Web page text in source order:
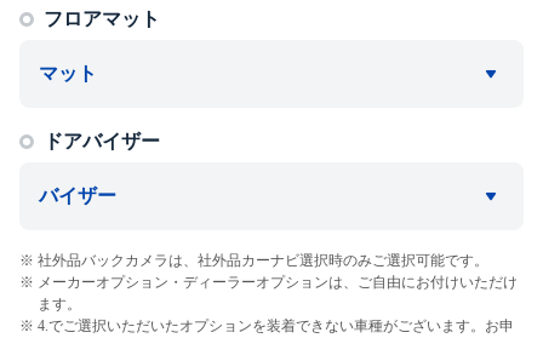
フロアマット
マット
ドアバイザー
バイザー
社外品バックカメラは、社外品カーナビ選択時のみご選択可能です。
メーカーオプション・ディーラーオプションは、ご自由にお付けいただけ
ます。
4.でご選択いただいたオプションを装着できない車種がございます。お申